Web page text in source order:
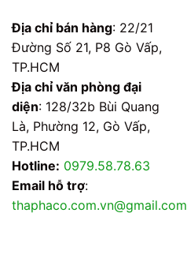
Địa chỉ bán hàng: 22/21
Đường Số 21, P8 Gò Vấp,
TP.HCM
Địa chỉ văn phòng đại
diện: 128/32b Bùi Quang
Là, Phường 12, Gò Vấp,
TP.HCM
Hotline: 0979.58.78.63
Email hỗ trợ:
thaphaco.com.vn@gmail.com